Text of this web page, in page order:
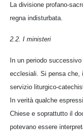
La divisione profano-
regna indisturbata.
2.2. I ministeri
In un periodo
ecclesiali. Si pensa che,
servizio liturgico-
In verità qualche
Chiese e soprattutto il
potevano essere